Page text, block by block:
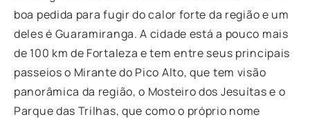
boa pedida para fugir do calor forte da região e um
deles é Guaramiranga. A cidade está a pouco mais
de 100 km de Fortaleza e tem entre seus principais
passeios o Mirante do Pico Alto, que tem visão
panorâmica da região, o Mosteiro dos Jesuítas e o
Parque das Trilhas, que como o próprio nome